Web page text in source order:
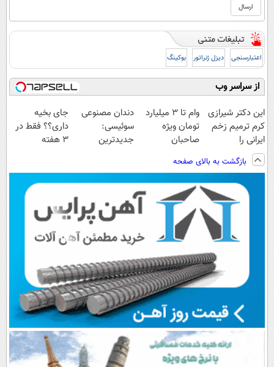
اعتبارسنجی دیزل ژنراتور بوکینگ
از سراسر وب
این دکتر شیرازی
کرم ترمیم زخم
ایرانی را
ساخت!!!
وام تا ۳ میلیارد
تومان ویژه
صاحبان
آنلاین و حضوری
دندان مصنوعی
سوئیسی:
جدیدترین
پرداخت قسطی
جای بخیه
داری؟؟ فقط در
3 هفته
بازگشت به بالای صفحه